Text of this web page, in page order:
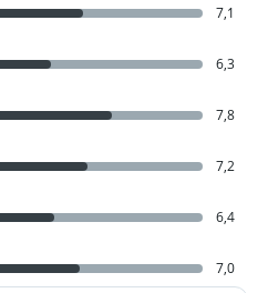
7,1
6,3
7,8
7,2
6,4
7,0